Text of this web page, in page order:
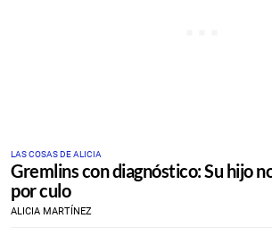
LAS COSAS DE ALICIA
Gremlins con diagnóstico: Su hijo
por culo
ALICIA MARTÍNEZ